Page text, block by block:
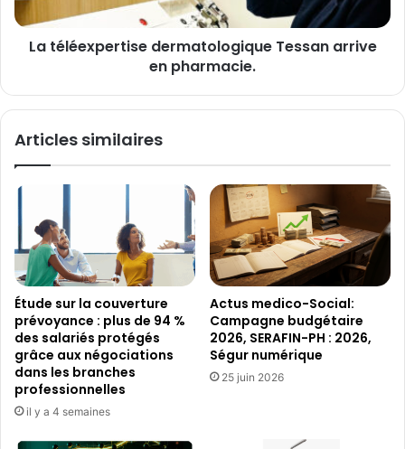
La téléexpertise dermatologique Tessan arrive
en pharmacie.
Articles similaires
Étude sur la couverture
prévoyance : plus de 94 %
des salariés protégés
grâce aux négociations
dans les branches
professionnelles
il y a 4 semaines
Actus medico-Social:
Campagne budgétaire
2026, SERAFIN-PH : 2026,
Ségur numérique
25 juin 2026